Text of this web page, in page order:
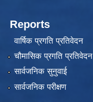
Reports
वार्षिक प्रगति प्रतिवेदन
चौमासिक प्रगति प्रतिवेदन
सार्वजनिक सुनुवाई
सार्वजनिक परीक्षण